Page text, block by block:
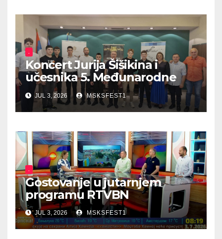
Koncert Jurija Šišikina i
učesnika 5. Međunarodne
ljetne škole harmonike
JUL 3, 2026 MSKSFEST1
Gostovanje u jutarnjem
programu RTVBN
JUL 3, 2026 MSKSFEST1